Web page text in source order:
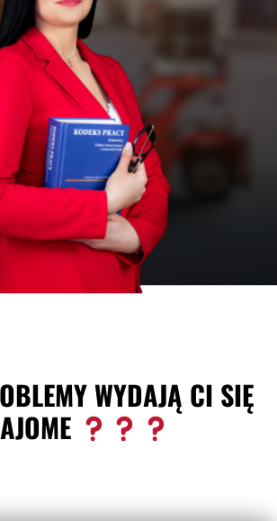
WYDAJĄ CI SIĘ